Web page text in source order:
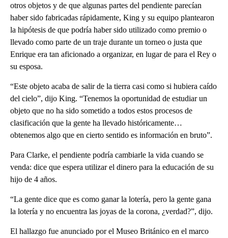
otros objetos y de que algunas partes del pendiente parecían
haber sido fabricadas rápidamente, King y su equipo plantearon
la hipótesis de que podría haber sido utilizado como premio o
llevado como parte de un traje durante un torneo o justa que
Enrique era tan aficionado a organizar, en lugar de para el Rey o
su esposa.
“Este objeto acaba de salir de la tierra casi como si hubiera caído
del cielo”, dijo King. “Tenemos la oportunidad de estudiar un
objeto que no ha sido sometido a todos estos procesos de
clasificación que la gente ha llevado históricamente…
obtenemos algo que en cierto sentido es información en bruto”.
Para Clarke, el pendiente podría cambiarle la vida cuando se
venda: dice que espera utilizar el dinero para la educación de su
hijo de 4 años.
“La gente dice que es como ganar la lotería, pero la gente gana
la lotería y no encuentra las joyas de la corona, ¿verdad?”, dijo.
El hallazgo fue anunciado por el Museo Británico en el marco